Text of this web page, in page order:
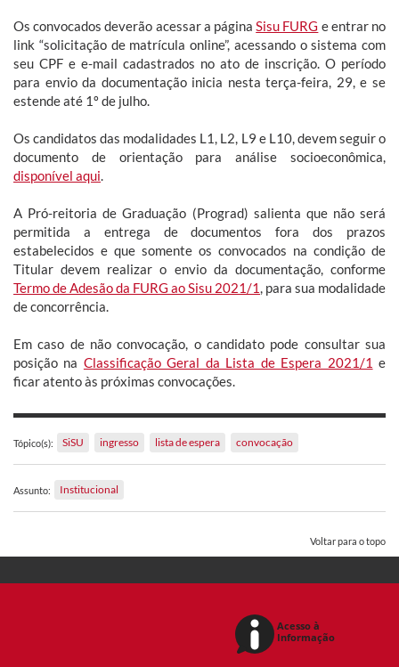
Os convocados deverão acessar a páginaSisu FURG e entrar no
link “solicitação de matrícula online”, acessando o sistema com
seu CPF e e-mail cadastrados no ato de inscrição. O período
para envio da documentação inicia nesta terça-feira, 29, e se
estende até 1º de julho.
Os candidatos das modalidades L1, L2, L9 e L10, devem seguir o
documento de orientação para análise socioeconômica,
disponível aqui.
A Pró-reitoria de Graduação (Prograd) salienta que não será
permitida a entrega de documentos fora dos prazos
estabelecidos e que somente os convocados na condição de
Titular devem realizar o envio da documentação, conforme
Termo de Adesão da FURG ao Sisu 2021/1, para sua modalidade
de concorrência.
Em caso de não convocação, o candidato pode consultar sua
posição na Classificação Geral da Lista de Espera 2021/1 e
ficar atento às próximas convocações.
Tópico(s): SiSU ingresso lista de espera convocação
Assunto: Institucional
Voltar para o topo